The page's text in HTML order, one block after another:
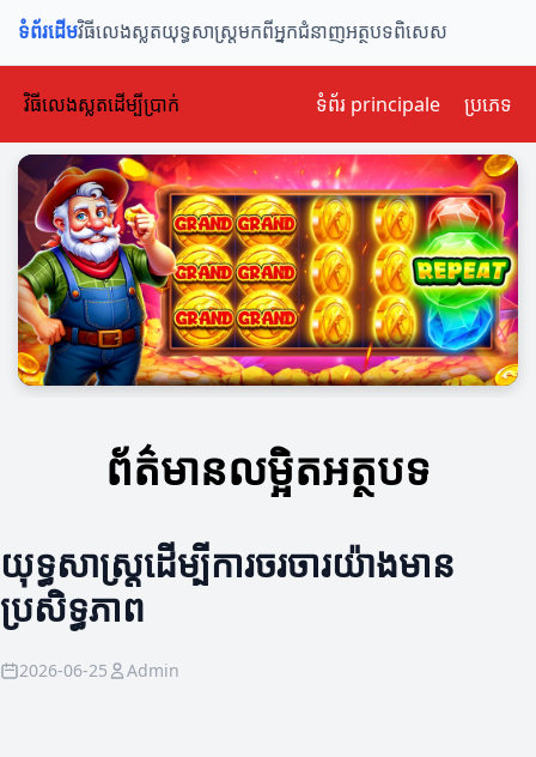
ទំព័រដើមវិធីលេងស្លតយុទ្ធសាស្ត្រមកពីអ្នកជំនាញអត្ថបទពិសេស
វិធីលេងស្លតដើម្បីប្រាក់ ទំព័រ principale ប្រភេទ
ព័ត៌មានលម្អិតអត្ថបទ
យុទ្ធសាស្ត្រដើម្បីការចរចារយ៉ាងមាន
ប្រសិទ្ធភាព
2026-06-25 Admin